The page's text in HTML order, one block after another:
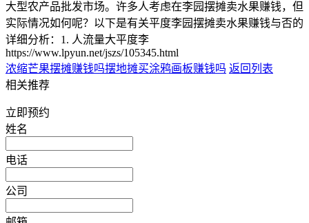
大型农产品批发市场。许多人考虑在李园摆摊卖水果赚钱，但
实际情况如何呢？以下是有关平度李园摆摊卖水果赚钱与否的
详细分析：1. 人流量大平度李
https://www.lpyun.net/jszs/105345.html
浓缩芒果摆摊赚钱吗摆地摊买涂鸦画板赚钱吗 返回列表
相关推荐
立即预约
姓名
电话
公司